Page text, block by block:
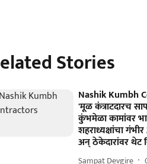
Stories
Nashik Kumbh
'मूळ कंत्राटदारच
कुंभमेळा कामांवर
शहराध्यक्षांचा
अन् ठेकेदारांवर थेट
Sampat Devgire